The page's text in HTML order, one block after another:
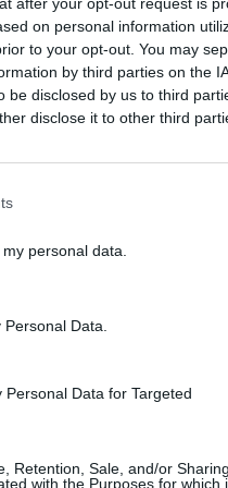
on personal information
to your opt-out. You may
by third parties on the
be disclosed by us to third
disclose it to other third
personal data.
Data.
Data for Targeted
Retention, Sale, and/or Sharing
with the Purposes for which
így az itt ülők a
egyszerűek,
a kormánytól egészen
colos kijelző teszi teljessé
számát a
egyidőben a Kia
kampány jelmondata